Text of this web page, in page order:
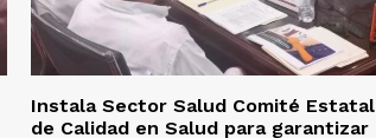
Instala Sector Salud Comité Estatal
de Calidad en Salud para garantizar